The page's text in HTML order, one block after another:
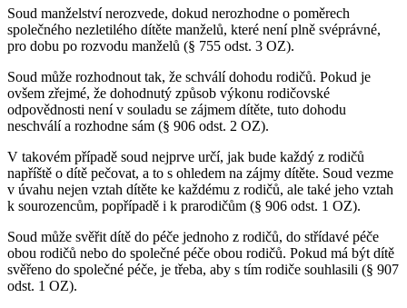
Soud manželství nerozvede, dokud nerozhodne o poměrech
společného nezletilého dítěte manželů, které není plně svéprávné,
pro dobu po rozvodu manželů (§ 755 odst. 3 OZ).
Soud může rozhodnout tak, že schválí dohodu rodičů. Pokud je
ovšem zřejmé, že dohodnutý způsob výkonu rodičovské
odpovědnosti není v souladu se zájmem dítěte, tuto dohodu
neschválí a rozhodne sám (§ 906 odst. 2 OZ).
V takovém případě soud nejprve určí, jak bude každý z rodičů
napříště o dítě pečovat, a to s ohledem na zájmy dítěte. Soud vezme
v úvahu nejen vztah dítěte ke každému z rodičů, ale také jeho vztah
k sourozencům, popřípadě i k prarodičům (§ 906 odst. 1 OZ).
Soud může svěřit dítě do péče jednoho z rodičů, do střídavé péče
obou rodičů nebo do společné péče obou rodičů. Pokud má být dítě
svěřeno do společné péče, je třeba, aby s tím rodiče souhlasili (§ 907
odst. 1 OZ).